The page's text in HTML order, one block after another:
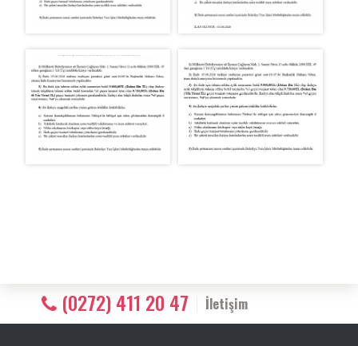
(0272) 411 20 47 İletişim